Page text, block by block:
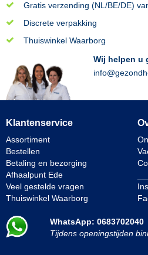
Gratis verzending (NL/BE/DE)
Discrete verpakking
Thuiswinkel Waarborg
Wij helpen u
Klantenservice
Assortiment
Bestellen
Betaling en bezorging
Afhaalpunt Ede
Veel gestelde vragen
Thuiswinkel Waarborg
WhatsApp: 0683702040
Tijdens openingstijden